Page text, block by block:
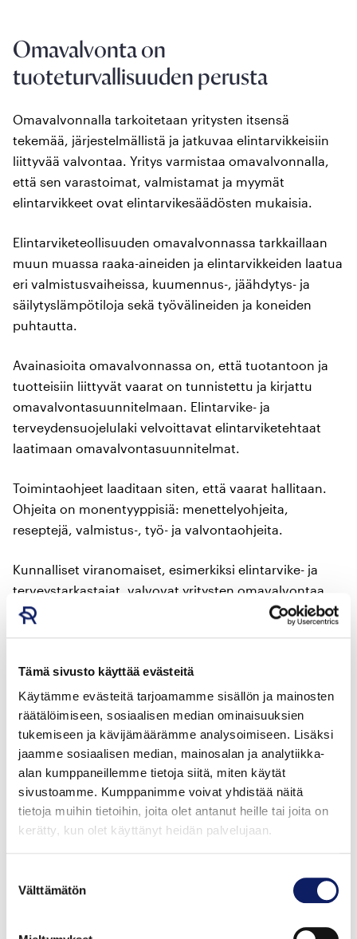
Tämä sivusto käyttää evästeitä
Käytämme evästeitä tarjoamamme sisällön ja mainosten
räätälöimiseen, sosiaalisen median ominaisuuksien
tukemiseen ja kävijämäärämme analysoimiseen. Lisäksi
jaamme sosiaalisen median, mainosalan ja analytiikka-
alan kumppaneillemme tietoja siitä, miten käytät
sivustoamme. Kumppanimme voivat yhdistää näitä
tietoja muihin tietoihin, joita olet antanut heille tai joita on
kerätty, kun olet käyttänyt heidän palvelujaan.
valinta
Välttämätön
Omavalvonta on
tuoteturvallisuuden perusta
Omavalvonnalla tarkoitetaan yritysten itsensä
tekemää, järjestelmällistä ja jatkuvaa elintarvikkeisiin
liittyvää valvontaa. Yritys varmistaa omavalvonnalla,
että sen varastoimat, valmistamat ja myymät
elintarvikkeet ovat elintarvikesäädösten mukaisia.
Elintarviketeollisuuden omavalvonnassa tarkkaillaan
muun muassa raaka-aineiden ja elintarvikkeiden laatua
eri valmistusvaiheissa, kuumennus-, jäähdytys- ja
säilytyslämpötiloja sekä työvälineiden ja koneiden
puhtautta.
Avainasioita omavalvonnassa on, että tuotantoon ja
tuotteisiin liittyvät vaarat on tunnistettu ja kirjattu
omavalvontasuunnitelmaan. Elintarvike- ja
terveydensuojelulaki velvoittavat elintarviketehtaat
laatimaan omavalvontasuunnitelmat.
Toimintaohjeet laaditaan siten, että vaarat hallitaan.
Ohjeita on monentyyppisiä: menettelyohjeita,
reseptejä, valmistus-, työ- ja valvontaohjeita.
Kunnalliset viranomaiset, esimerkiksi elintarvike- ja
terveystarkastajat, valvovat yritysten omavalvontaa.
Elintarviketeollisuuden laadunvarmistus koostuu
Elintarvikeyrityksissä on yleensä erikseen
laadunvalvonnassa työskenteleviä ihmisiä, jotka
tarkastavat muun muassa tuotteen ulkoisen laadun,
ulkonäön, pakkauksen asianmukaisuuden jne. He
ottavat näytteitä elintarvikkeista eri valmistusvaiheissa
ja pakkauksista tarkempia tutkimuksia varten.
Valmistuserät arvostellaan vielä aistinvaraisesti. Tällöin
arvioidaan ruuan makua, hajua, ulkonäköä ja
voidaan analysoida nopeasti tehtaan laboratoriossa.